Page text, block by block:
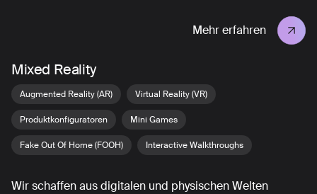
Mehr erfahren
Mixed Reality
Augmented Reality (AR) Virtual Reality (VR)
Produktkonfiguratoren Mini Games
Fake Out Of Home (FOOH) Interactive Walkthroughs
Wir schaffen aus digitalen und physischen Welten